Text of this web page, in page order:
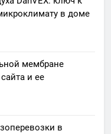
в доме
мембране
и ее
в